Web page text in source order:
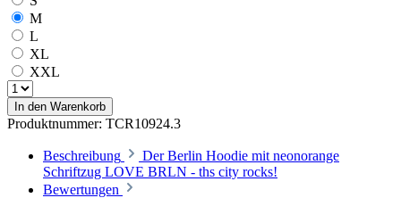
M
L
XL
XXL
In den Warenkorb
Produktnummer: TCR10924.3
Beschreibung
Der Berlin Hoodie mit neonorange
Schriftzug LOVE BRLN - ths city rocks!
Bewertungen